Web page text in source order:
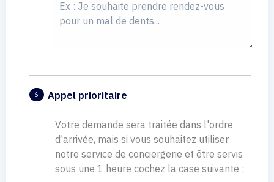
6 Appel prioritaire
Votre demande sera traitée dans l'ordre
d'arrivée, mais si vous souhaitez utiliser
notre service de conciergerie et être servis
sous une 1 heure cochez la case suivante :